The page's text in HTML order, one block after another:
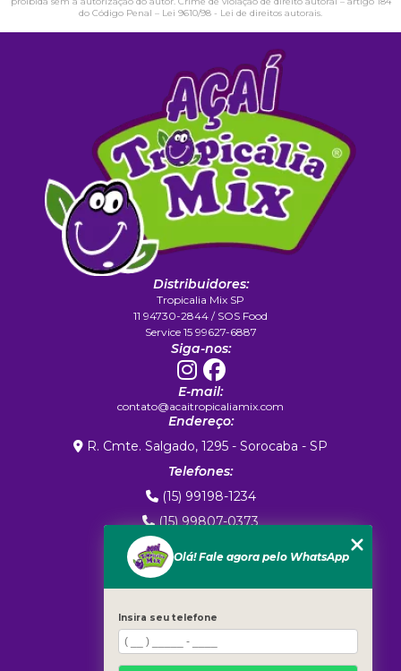
do Código Penal – Lei 9610/98 - Lei de direitos autorais.
Distribuidores:
Tropicalia Mix SP
11 94730-2844 / SOS Food
Service 15 99627-6887
Siga-nos:
E-mail:
contato@acaitropicaliamix.com
Endereço:
R. Cmte. Salgado, 1295 - Sorocaba - SP
Telefones:
(15) 99198-1234
(15) 99807-0373
(15) 99807-0373
Home
Sobre Nós
Exportação
Marca Própria
Olá! Fale agora pelo WhatsApp
Insira seu telefone